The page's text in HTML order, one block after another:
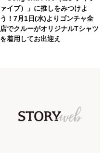
華やぐ！40代、夏の「甘めト
ーデ〈3選〉
ネ＆サングラス」のトレンド
ァイブ）」に推しをみつけよ
う！7月1日(水)よりゴンチャ全
店でクルーがオリジナルTシャツ
を着用してお出迎え